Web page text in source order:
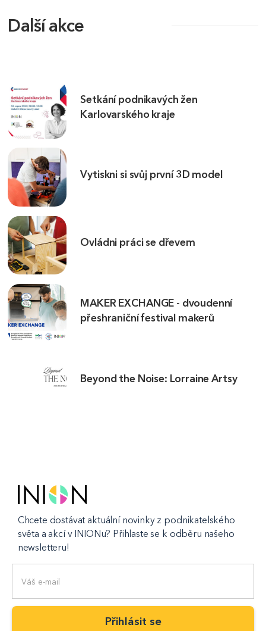
Další akce
Setkání podnikavých žen
Karlovarského kraje
Vytiskni si svůj první 3D model
Ovládni práci se dřevem
MAKER EXCHANGE - dvoudenní
přeshraniční festival makerů
Beyond the Noise: Lorraine Artsy
Chcete dostávat aktuální novinky z podnikatelského
světa a akcí v INIONu? Přihlaste se k odběru našeho
newsletteru!